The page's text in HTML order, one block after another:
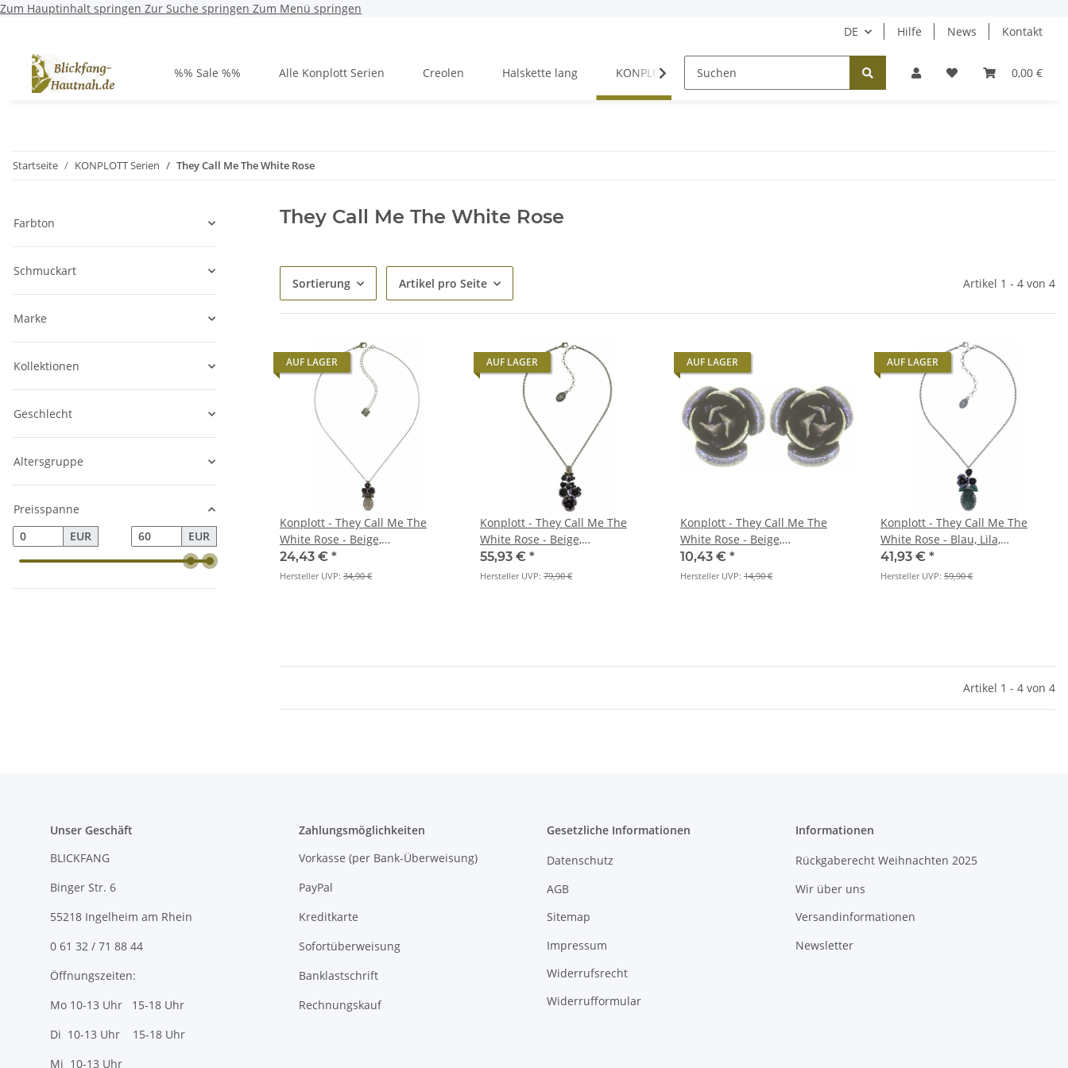
Zum Hauptinhalt springen Zur Suche springen Zum Menü springen
DE
Hilfe News Kontakt
0,00 €
%% Sale %% Alle Konplott Serien Creolen Halskette lang KONPLOTT Serien Halsketten Ohrringe
Startseite KONPLOTT Serien They Call Me The White Rose
They Call Me The White Rose
Sortierung Artikel pro Seite Artikel 1 - 4 von 4
AUF LAGER
Konplott - They Call Me The
White Rose - Beige,
Antikmessing, Halskette mit
Anhänger
24,43 € *
Hersteller UVP: 34,90 €
AUF LAGER
Konplott - They Call Me The
White Rose - Beige,
Antikmessing, Halskette mit
Anhänger
55,93 € *
Hersteller UVP: 79,90 €
AUF LAGER
Konplott - They Call Me The
White Rose - Beige,
Antikmessing, Ohrringe mit
Stecker
10,43 € *
Hersteller UVP: 14,90 €
AUF LAGER
Konplott - They Call Me The
White Rose - Blau, Lila,
Antiksilber, Halskette mit
Anhänger
41,93 € *
Hersteller UVP: 59,90 €
Artikel 1 - 4 von 4
Farbton
Schmuckart
Marke
Kollektionen
Geschlecht
Altersgruppe
Preisspanne
EUR
EUR
Unser Geschäft
BLICKFANG
Binger Str. 6
55218 Ingelheim am Rhein
0 61 32 / 71 88 44
Öffnungszeiten:
Mo 10-13 Uhr 15-18 Uhr
Di 10-13 Uhr 15-18 Uhr
Mi 10-13 Uhr
Zahlungsmöglichkeiten
Vorkasse (per Bank-Überweisung)
PayPal
Kreditkarte
Sofortüberweisung
Banklastschrift
Rechnungskauf
Gesetzliche Informationen
Datenschutz
AGB
Sitemap
Impressum
Widerrufsrecht
Widerrufformular
Informationen
Rückgaberecht Weihnachten 2025
Wir über uns
Versandinformationen
Newsletter